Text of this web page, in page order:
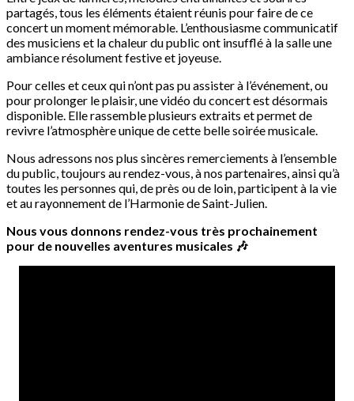
partagés, tous les éléments étaient réunis pour faire de ce
concert un moment mémorable. L’enthousiasme communicatif
des musiciens et la chaleur du public ont insufflé à la salle une
ambiance résolument festive et joyeuse.
Pour celles et ceux qui n’ont pas pu assister à l’événement, ou
pour prolonger le plaisir, une vidéo du concert est désormais
disponible. Elle rassemble plusieurs extraits et permet de
revivre l’atmosphère unique de cette belle soirée musicale.
Nous adressons nos plus sincères remerciements à l’ensemble
du public, toujours au rendez-vous, à nos partenaires, ainsi qu’à
toutes les personnes qui, de près ou de loin, participent à la vie
et au rayonnement de l’Harmonie de Saint-Julien.
Nous vous donnons rendez-vous très prochainement
pour de nouvelles aventures musicales 🎶